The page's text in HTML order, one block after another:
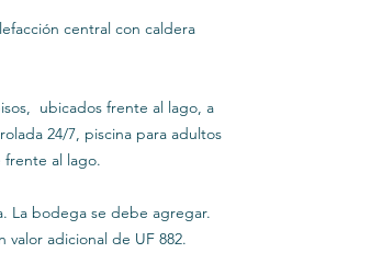
central con caldera
ubicados frente al lago, a
24/7, piscina para adultos
frente al lago.
La bodega se debe agregar.
adicional de UF 882.